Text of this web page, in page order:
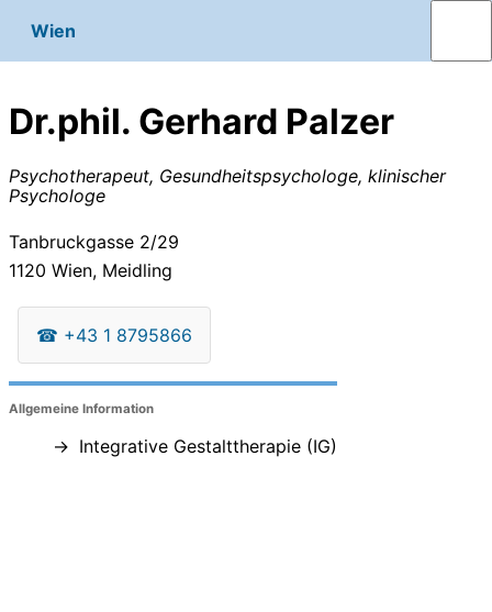
Wien
Dr.phil. Gerhard Palzer
Psychotherapeut, Gesundheitspsychologe, klinischer
Psychologe
Tanbruckgasse 2/29
1120 Wien, Meidling
☎ +43 1 8795866
Allgemeine Information
Integrative Gestalttherapie (IG)